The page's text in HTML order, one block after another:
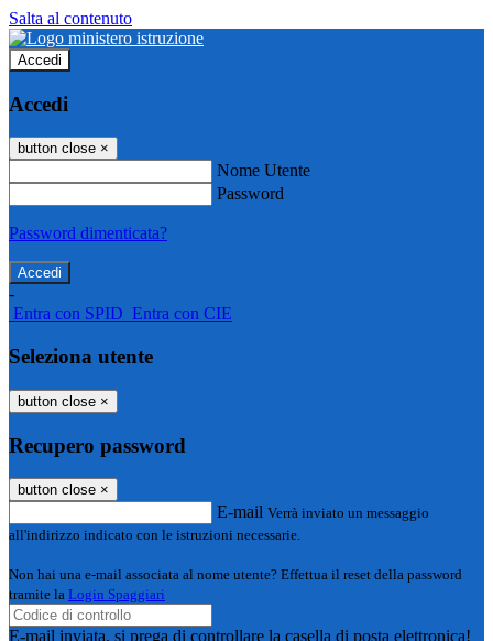
Salta al contenuto
Accedi
Accedi
button close ×
Nome Utente
Password
Password dimenticata?
-
Entra con SPID Entra con CIE
Seleziona utente
button close ×
Recupero password
button close ×
E-mail Verrà inviato un messaggio
all'indirizzo indicato con le istruzioni necessarie.
Non hai una e-mail associata al nome utente? Effettua il reset della password
tramite la Login Spaggiari
E-mail inviata, si prega di controllare la casella di posta elettronica!